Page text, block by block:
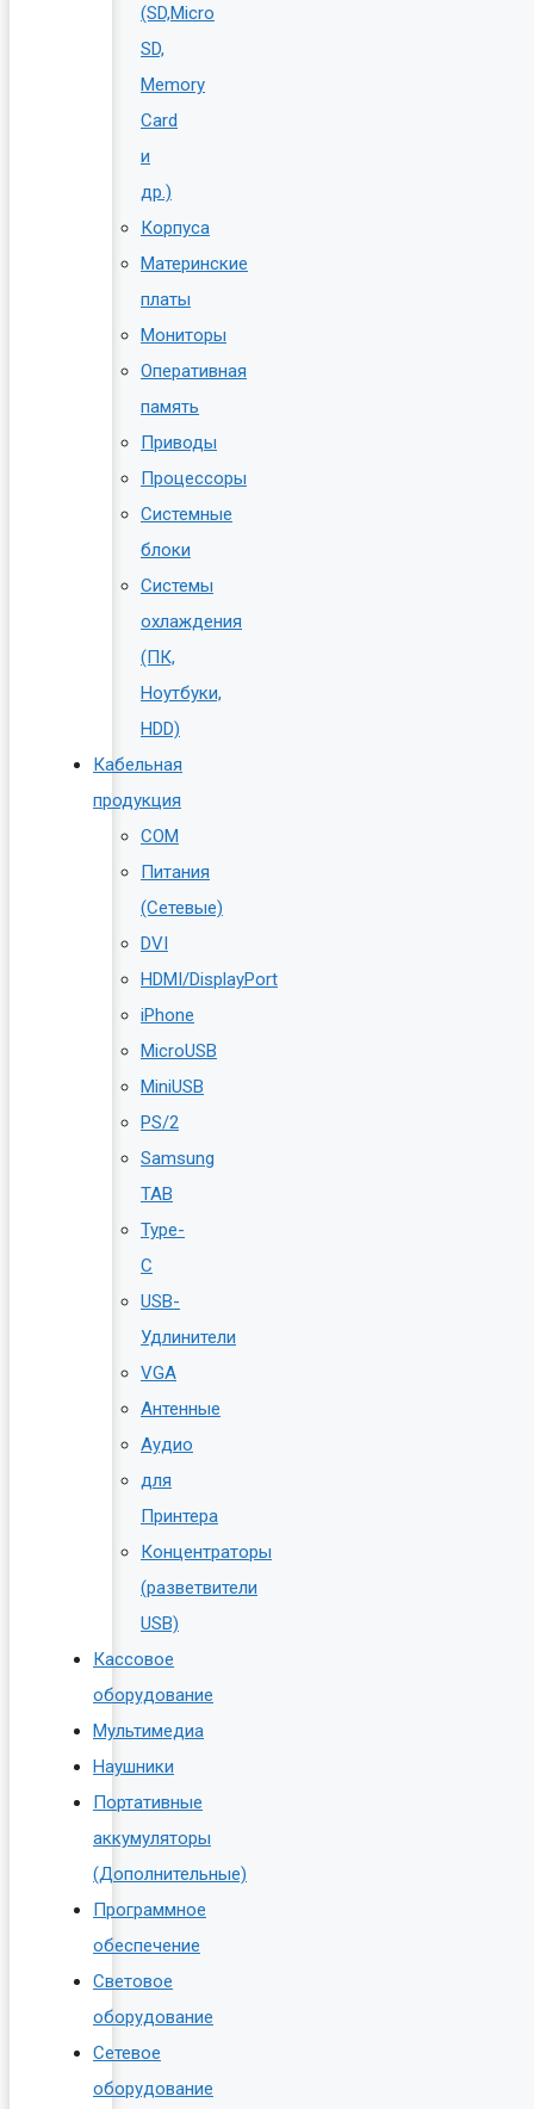
(SD,Micro
SD,
Memory
Card
и
др.)
Корпуса
Материнские
платы
Мониторы
Оперативная
память
Приводы
Процессоры
Системные
блоки
Системы
охлаждения
(ПК,
Ноутбуки,
HDD)
Кабельная
продукция
COM
Питания
(Сетевые)
DVI
HDMI/DisplayPort
iPhone
MicroUSB
MiniUSB
PS/2
Samsung
TAB
Type-
C
USB-
Удлинители
VGA
Антенные
Аудио
для
Принтера
Концентраторы
(разветвители
USB)
Кассовое
оборудование
Мультимедиа
Наушники
Портативные
аккумуляторы
(Дополнительные)
Программное
обеспечение
Световое
оборудование
Сетевое
оборудование